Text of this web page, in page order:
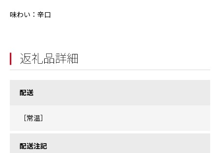
味わい：辛口
返礼品詳細
配送
［常温］
配送注記